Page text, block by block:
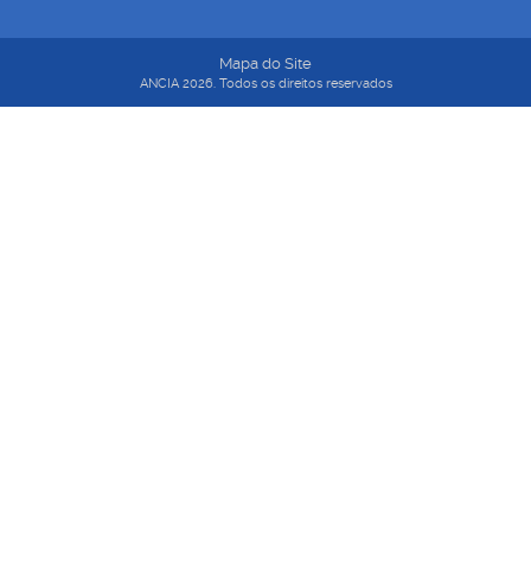
Mapa do Site
ANCIA 2026. Todos os direitos reservados